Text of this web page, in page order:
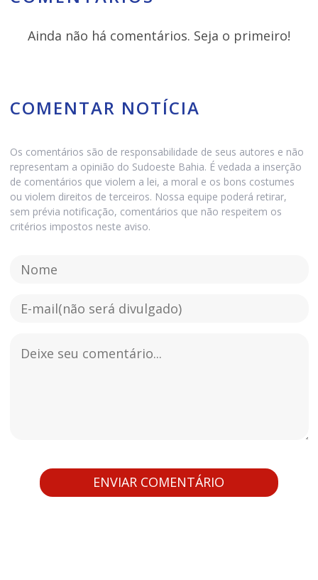
Ainda não há comentários. Seja o primeiro!
COMENTAR NOTÍCIA
Os comentários são de responsabilidade de seus autores e não
representam a opinião do Sudoeste Bahia. É vedada a inserção
de comentários que violem a lei, a moral e os bons costumes
ou violem direitos de terceiros. Nossa equipe poderá retirar,
sem prévia notificação, comentários que não respeitem os
critérios impostos neste aviso.